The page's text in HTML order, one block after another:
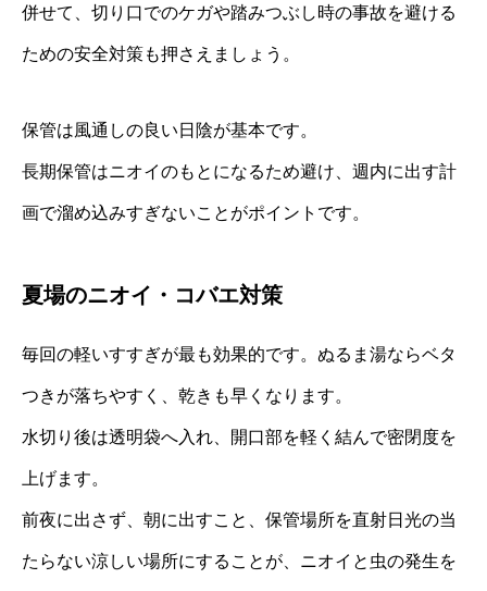
併せて、切り口でのケガや踏みつぶし時の事故を避ける
ための安全対策も押さえましょう。
保管は風通しの良い日陰が基本です。
長期保管はニオイのもとになるため避け、週内に出す計
画で溜め込みすぎないことがポイントです。
夏場のニオイ・コバエ対策
毎回の軽いすすぎが最も効果的です。ぬるま湯ならベタ
つきが落ちやすく、乾きも早くなります。
水切り後は透明袋へ入れ、開口部を軽く結んで密閉度を
上げます。
前夜に出さず、朝に出すこと、保管場所を直射日光の当
たらない涼しい場所にすることが、ニオイと虫の発生を